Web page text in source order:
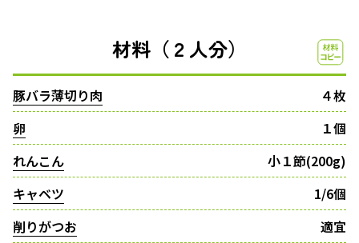
材料（２人分）
豚バラ薄切り肉
４枚
卵
１個
れんこん
小１節(200g)
キャベツ
1/6個
削りがつお
適宜